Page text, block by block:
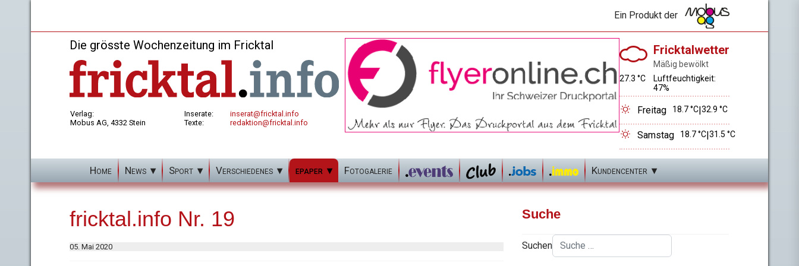
Ein Produkt der
Die grösste Wochenzeitung im Fricktal
Verlag:
Mobus AG, 4332 Stein
Inserate:
Texte:
inserat@fricktal.info
redaktion@fricktal.info
Fricktalwetter
Mäßig bewölkt
27.3 °C
Luftfeuchtigkeit:
47%
Freitag 18.7 °C|32.9 °C
Samstag 18.7 °C|31.5 °C
Home News Sport Verschiedenes epaper Fotogalerie Kundencenter
fricktal.info Nr. 19
05. Mai 2020
Suche
Suchen